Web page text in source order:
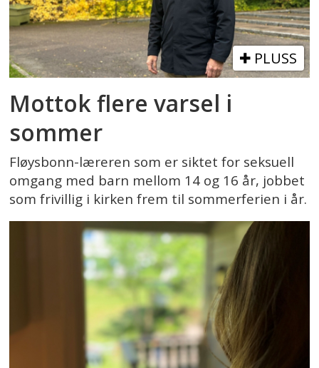
PLUSS
Mottok flere varsel i
sommer
Fløysbonn-læreren som er siktet for seksuell
omgang med barn mellom 14 og 16 år, jobbet
som frivillig i kirken frem til sommerferien i år.